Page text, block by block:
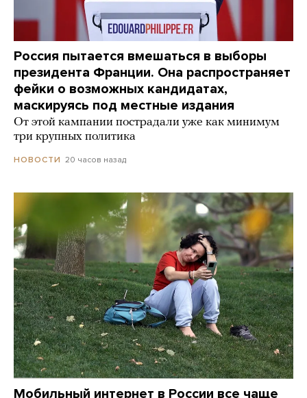
Россия пытается вмешаться в выборы
президента Франции. Она распространяет
фейки о возможных кандидатах,
маскируясь под местные издания
От этой кампании пострадали уже как минимум
три крупных политика
НОВОСТИ 20 часов назад
Мобильный интернет в России все чаще